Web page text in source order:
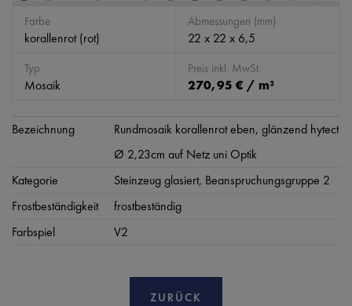
Farbe
korallenrot (rot)
Abmessungen (mm)
22 x 22 x 6,5
Typ
Mosaik
Preis inkl. MwSt.
270,95 € / m²
Bezeichnung
Rundmosaik korallenrot eben, glänzend hytect
Ø 2,23cm auf Netz uni Optik
Kategorie
Steinzeug glasiert, Beanspruchungsgruppe 2
Frostbeständigkeit
frostbeständig
Farbspiel
V2
ZURÜCK